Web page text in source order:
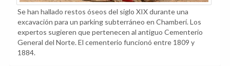
Se han hallado restos óseos del siglo XIX durante una
excavación para un parking subterráneo en Chamberí. Los
expertos sugieren que pertenecen al antiguo Cementerio
General del Norte. El cementerio funcionó entre 1809 y
1884.